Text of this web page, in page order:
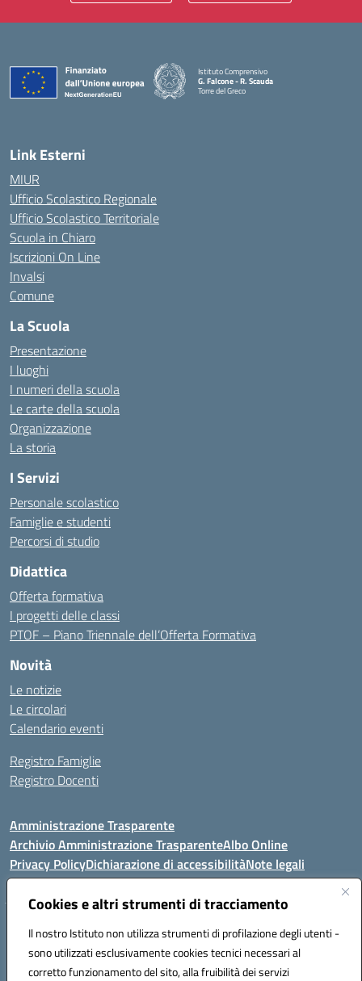
Cookies e altri strumenti di tracciamento
Il nostro Istituto non utilizza strumenti di profilazione degli utenti -
sono utilizzati esclusivamente cookies tecnici necessari al
corretto funzionamento del sito, alla fruibilità dei servizi
Istituto Comprensivo
G. Falcone - R. Scauda
Torre del Greco
Link Esterni
MIUR
Ufficio Scolastico Regionale
Ufficio Scolastico Territoriale
Scuola in Chiaro
Iscrizioni On Line
Invalsi
Comune
La Scuola
Presentazione
I luoghi
I numeri della scuola
Le carte della scuola
Organizzazione
La storia
I Servizi
Personale scolastico
Famiglie e studenti
Percorsi di studio
Didattica
Offerta formativa
I progetti delle classi
PTOF – Piano Triennale dell’Offerta Formativa
Novità
Le notizie
Le circolari
Calendario eventi
Registro Famiglie
Registro Docenti
Amministrazione Trasparente
Archivio Amministrazione TrasparenteAlbo Online
Privacy PolicyDichiarazione di accessibilitàNote legali
Istituto Comprensivo Statale
Via Cupa Campanariello, 5 - 80059, Torre del Greco (NA)